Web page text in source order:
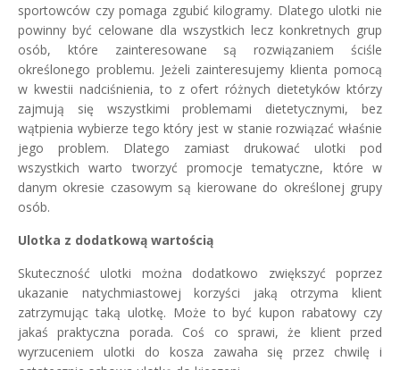
sportowców czy pomaga zgubić kilogramy. Dlatego ulotki nie
powinny być celowane dla wszystkich lecz konkretnych grup
osób, które zainteresowane są rozwiązaniem ściśle
określonego problemu. Jeżeli zainteresujemy klienta pomocą
w kwestii nadciśnienia, to z ofert różnych dietetyków którzy
zajmują się wszystkimi problemami dietetycznymi, bez
wątpienia wybierze tego który jest w stanie rozwiązać właśnie
jego problem. Dlatego zamiast drukować ulotki pod
wszystkich warto tworzyć promocje tematyczne, które w
danym okresie czasowym są kierowane do określonej grupy
osób.
Ulotka z dodatkową wartością
Skuteczność ulotki można dodatkowo zwiększyć poprzez
ukazanie natychmiastowej korzyści jaką otrzyma klient
zatrzymując taką ulotkę. Może to być kupon rabatowy czy
jakaś praktyczna porada. Coś co sprawi, że klient przed
wyrzuceniem ulotki do kosza zawaha się przez chwilę i